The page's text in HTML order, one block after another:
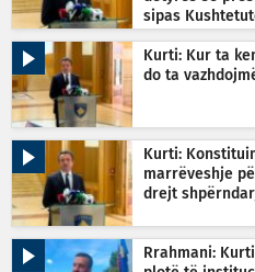
sipas
Kurti: Kur ta
do ta
Kurti:
marrëveshje
drejt
Rrahmani: